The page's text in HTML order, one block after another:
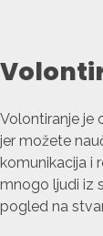
Volontiranje je
jer možete
komunikacija i
mnogo ljudi iz
pogled na